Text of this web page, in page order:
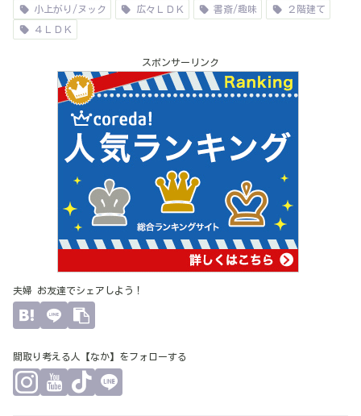
小上がり/ヌック 広々ＬＤＫ 書斎/趣味 ２階建て
４ＬＤＫ
スポンサーリンク
夫婦 お友達でシェアしよう！
間取り考える人【なか】をフォローする